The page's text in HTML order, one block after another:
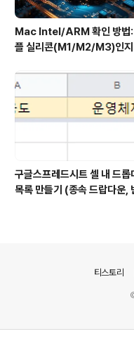
Mac Intel/ARM 확인 방법:
플 실리콘(M1/M2/M3)인지
구글스프레드시트 셀 내 드롭
목록 만들기 (종속 드랍다운,
티스토리